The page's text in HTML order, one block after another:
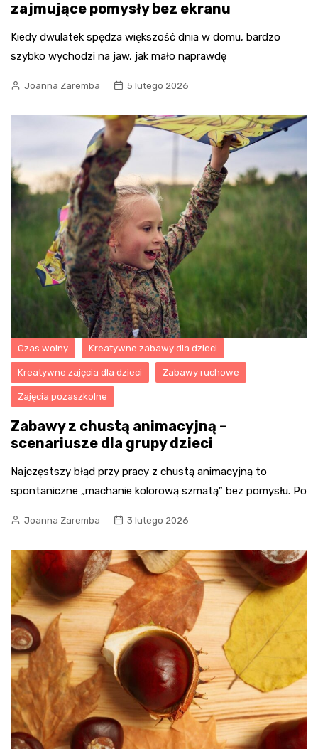
zajmujące pomysły bez ekranu
Kiedy dwulatek spędza większość dnia w domu, bardzo
szybko wychodzi na jaw, jak mało naprawdę
Joanna Zaremba 5 lutego 2026
Czas wolny Kreatywne zabawy dla dzieci
Kreatywne zajęcia dla dzieci Zabawy ruchowe
Zajęcia pozaszkolne
Zabawy z chustą animacyjną –
scenariusze dla grupy dzieci
Najczęstszy błąd przy pracy z chustą animacyjną to
spontaniczne „machanie kolorową szmatą” bez pomysłu. Po
Joanna Zaremba 3 lutego 2026